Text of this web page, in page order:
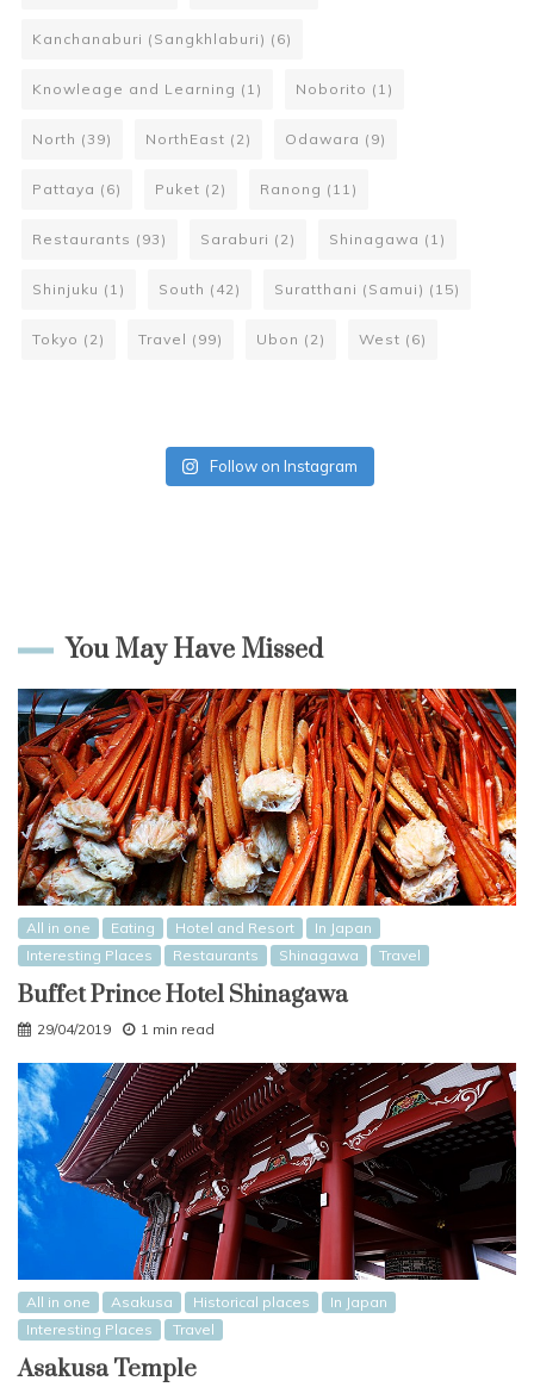
Kanchanaburi (Sangkhlaburi) (6)
Knowleage and Learning (1) Noborito (1)
North (39) NorthEast (2) Odawara (9)
Pattaya (6) Puket (2) Ranong (11)
Restaurants (93) Saraburi (2) Shinagawa (1)
Shinjuku (1) South (42) Suratthani (Samui) (15)
Tokyo (2) Travel (99) Ubon (2) West (6)
Follow on Instagram
You May Have Missed
All in one Eating Hotel and Resort
In Japan
Interesting Places
Restaurants Shinagawa Travel
Buffet Prince Hotel Shinagawa
29/04/2019 1 min read
All in one Asakusa Historical places
In Japan
Interesting Places
Travel
Asakusa Temple